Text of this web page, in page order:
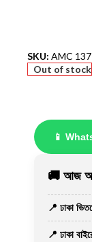
SKU: AMC 137
Out of stock
📱
🚚 আজ
📍 ঢাকা
📍 ঢাকা